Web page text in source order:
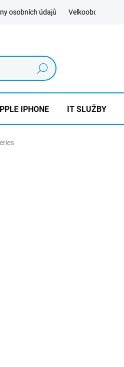
osobních údajů Velkoobchod
Hledat
IPHONE IT SLUŽBY